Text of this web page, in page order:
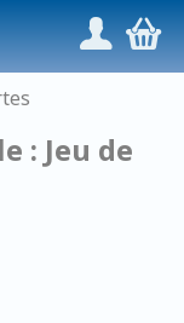
/,
: Jeu de